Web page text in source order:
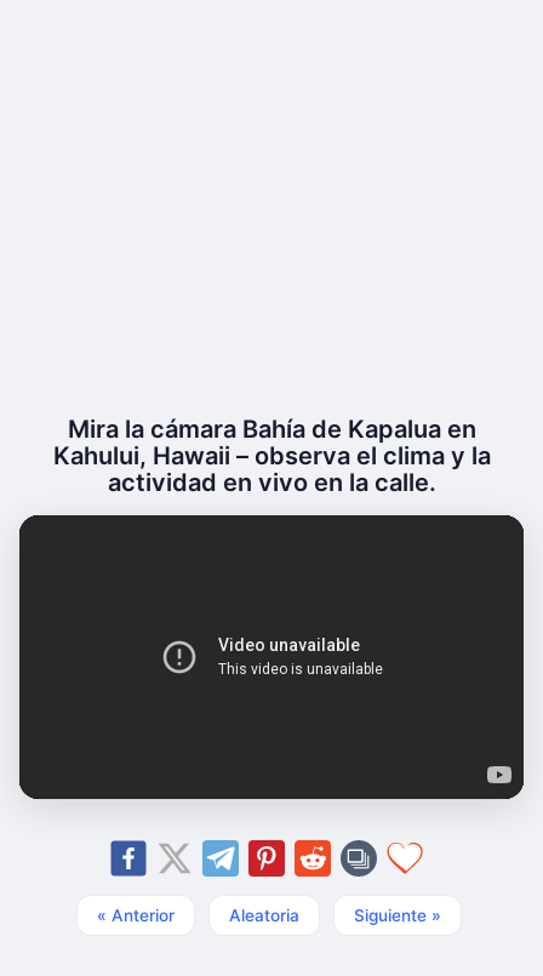
Mira la cámara Bahía de Kapalua en
Kahului, Hawaii – observa el clima y la
actividad en vivo en la calle.
« Anterior Aleatoria Siguiente »